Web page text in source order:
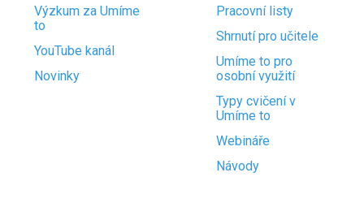
Výzkum za Umíme
to
YouTube kanál
Novinky
Pracovní listy
Shrnutí pro učitele
Umíme to pro
osobní využití
Typy cvičení v
Umíme to
Webináře
Návody